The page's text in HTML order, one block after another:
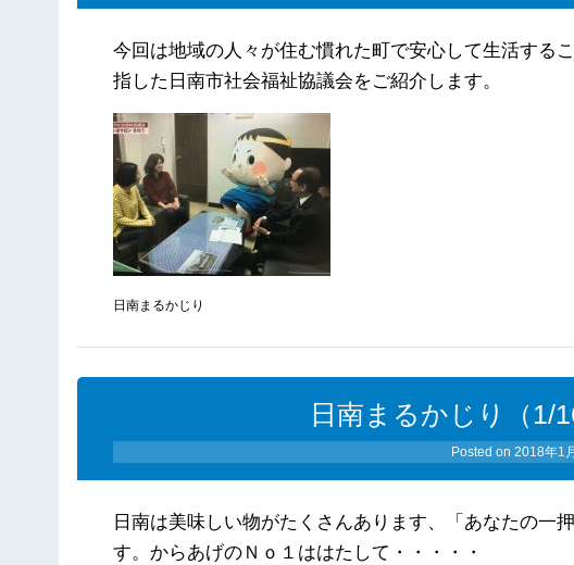
今回は地域の人々が住む慣れた町で安心して生活する
指した日南市社会福祉協議会をご紹介します。
日南まるかじり
日南まるかじり（1/
Posted on2018年1
日南は美味しい物がたくさんあります、「あなたの一
す。からあげのＮｏ１ははたして・・・・・